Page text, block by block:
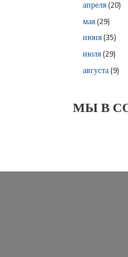
апреля(20)
мая(29)
июня(35)
июля(29)
августа(9)
МЫ В